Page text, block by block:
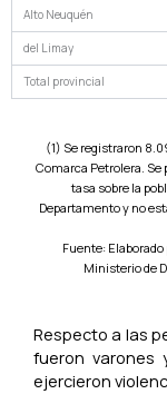
Alto Neuquén
del Limay
Total provincial
(1) Se registraron
Comarca Petrolera. Se
tasa sobre la
Departamento y no
Fuente:
Ministerio de
Respecto a las
fueron varones
ejercieron